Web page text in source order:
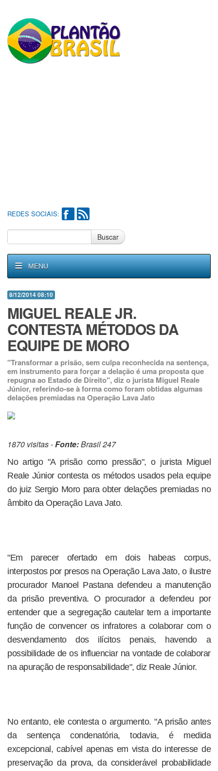
REDES SOCIAIS:
Buscar
MENU
8/12/2014 08:10
MIGUEL REALE JR.
CONTESTA MÉTODOS DA
EQUIPE DE MORO
"Transformar a prisão, sem culpa reconhecida na sentença,
em instrumento para forçar a delação é uma proposta que
repugna ao Estado de Direito", diz o jurista Miguel Reale
Júnior, referindo-se à forma como foram obtidas algumas
delações premiadas na Operação Lava Jato
1870 visitas -Fonte:Brasil 247
No artigo "A prisão como pressão", o jurista Miguel
Reale Júnior contesta os métodos usados pela equipe
do juiz Sergio Moro para obter delações premiadas no
âmbito da Operação Lava Jato.
"Em parecer ofertado em dois habeas corpus,
interpostos por presos na Operação Lava Jato, o ilustre
procurador Manoel Pastana defendeu a manutenção
da prisão preventiva. O procurador a defendeu por
entender que a segregação cautelar tem a importante
função de convencer os infratores a colaborar com o
desvendamento dos ilícitos penais, havendo a
possibilidade de os influenciar na vontade de colaborar
na apuração de responsabilidade", diz Reale Júnior.
No entanto, ele contesta o argumento. "A prisão antes
da sentença condenatória, todavia, é medida
excepcional, cabível apenas em vista do interesse de
preservação da prova, da considerável probabilidade